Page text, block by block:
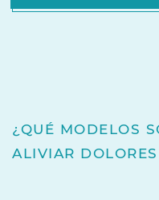
¿QUÉ MODELOS
ALIVIAR